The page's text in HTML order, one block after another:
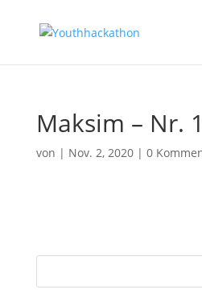
Maksim – Nr.
von | Nov. 2, 2020| 0